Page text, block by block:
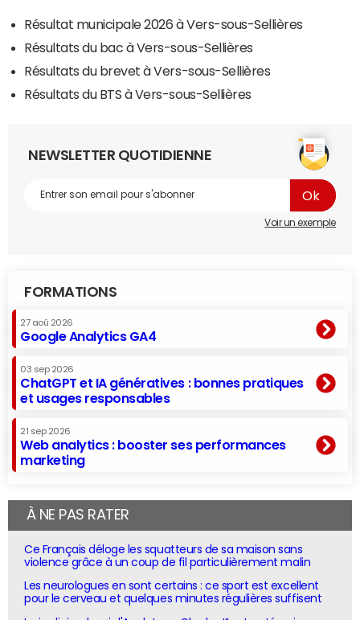
Résultat municipale 2026 à Vers-sous-Sellières
Résultats du bac à Vers-sous-Sellières
Résultats du brevet à Vers-sous-Sellières
Résultats du BTS à Vers-sous-Sellières
NEWSLETTER QUOTIDIENNE
Voir un exemple
FORMATIONS
27 aoû 2026
Google Analytics GA4
03 sep 2026
ChatGPT et IA génératives : bonnes pratiques
et usages responsables
21 sep 2026
Web analytics : booster ses performances
marketing
À NE PAS RATER
Ce Français déloge les squatteurs de sa maison sans
violence grâce à un coup de fil particulièrement malin
Les neurologues en sont certains : ce sport est excellent
pour le cerveau et quelques minutes régulières suffisent